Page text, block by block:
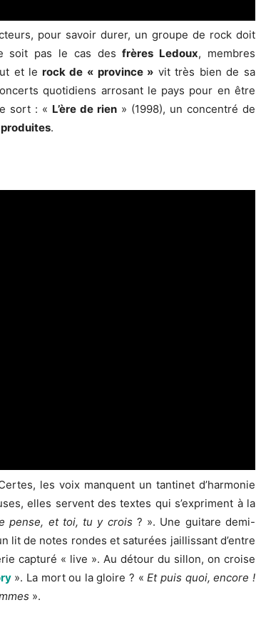
pour savoir durer, un groupe de rock doit
soit pas le cas desfrères Ledoux, membres
et le rock de « province » vit très bien de sa
quotidiens arrosant le pays pour en être
sort : « L’ère de rien » (1998), un concentré de
.
les voix manquent un tantinet d’harmonie
elles servent des textes qui s’expriment à la
pense, et toi, tu y crois ? ». Une guitare demi-
lit de notes rondes et saturées jaillissant d’entre
capturé « live ». Au détour du sillon, on croise
». La mort ou la gloire ? «Et puis quoi, encore !
».